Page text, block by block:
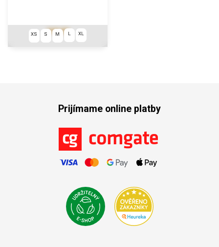
€69,90
XS S M L XL
Prijímame online platby